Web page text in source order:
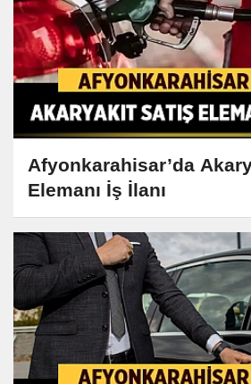
Afyonkarahisar’da
Elemanı İş İlanı